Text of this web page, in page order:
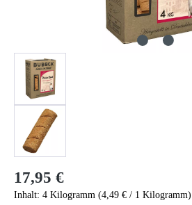
Regulärer Preis:
17,95 €
Inhalt: 4 Kilogramm (4,49 € / 1 Kilogramm)